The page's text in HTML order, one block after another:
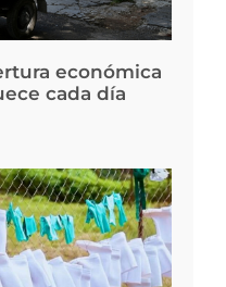
económica
cada día